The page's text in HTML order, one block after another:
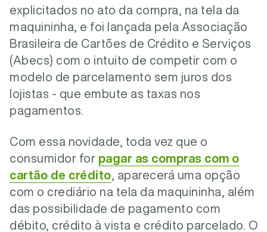
explicitados no ato da compra, na tela da
maquininha, e foi lançada pela Associação
Brasileira de Cartões de Crédito e Serviços
(Abecs) com o intuito de competir com o
modelo de parcelamento sem juros dos
lojistas - que embute as taxas nos
pagamentos.
Com essa novidade, toda vez que o
consumidor for pagar as compras com o
cartão de crédito , aparecerá uma opção
com o crediário na tela da maquininha, além
das possibilidade de pagamento com
débito, crédito à vista e crédito parcelado. O